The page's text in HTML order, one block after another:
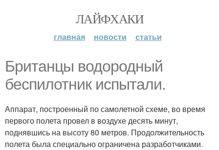
ЛАЙФХАКИ
главная новости статьи
Британцы водородный
беспилотник испытали.
Аппарат, построенный по самолетной схеме, во время
первого полета провел в воздухе десять минут,
поднявшись на высоту 80 метров. Продолжительность
полета была специально ограничена разработчиками.